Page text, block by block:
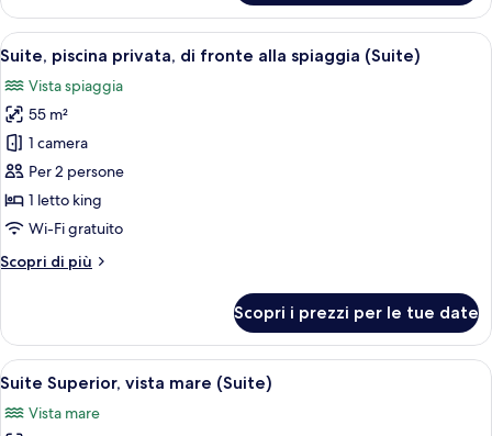
vista
spiaggia,
di
alla
spiaggia
Apri
tutte
le
foto
per
Suite,
piscina
privata,
fronte
(Suite)
Una camera da letto con un letto
10
Suite, piscina privata, di fronte alla spiaggia (Suite)
Vista spiaggia
55 m²
1 camera
Per 2 persone
1 letto king
Wi-Fi gratuito
Scopri di più
Altri
piscina
privata,
di
alla
Scopri i prezzi per le tue date
Apri
tutte
le
Una camera moderna con un letto
7
Suite Superior, vista mare (Suite)
Vista mare